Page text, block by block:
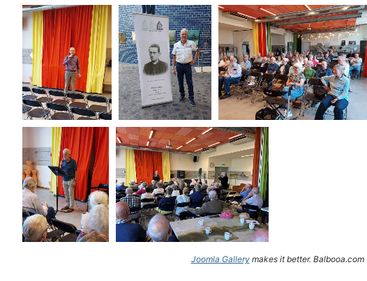
Joomla Gallerymakes it better. Balbooa.com